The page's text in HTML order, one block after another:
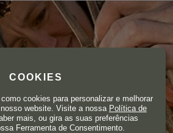
COOKIES
cookies para personalizar e melhorar
website. Visite a nossa Política de
mais, ou gira as suas preferências
Ferramenta de Consentimento.